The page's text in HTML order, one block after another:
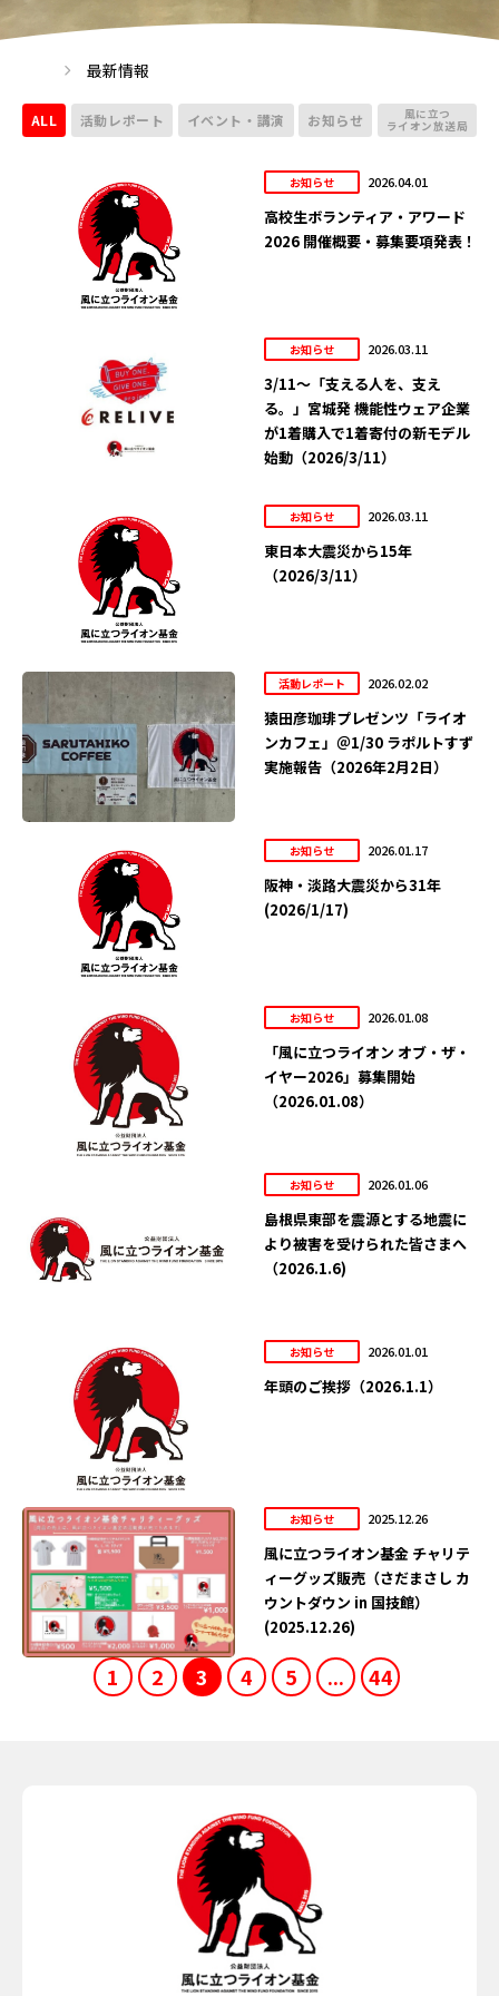
最新情報
ALL 活動レポート イベント・講演 お知らせ 風に立つ
ライオン放送局
お知らせ 2026.04.01
高校生ボランティア・アワード
2026 開催概要・募集要項発表！
お知らせ 2026.03.11
3/11～「支える人を、支え
る。」宮城発 機能性ウェア企業
が1着購入で1着寄付の新モデル
始動（2026/3/11）
お知らせ 2026.03.11
東日本大震災から15年
（2026/3/11）
活動レポート 2026.02.02
猿田彦珈琲プレゼンツ「ライオ
ンカフェ」＠1/30 ラポルトすず
実施報告（2026年2月2日）
お知らせ 2026.01.17
阪神・淡路大震災から31年
(2026/1/17)
お知らせ 2026.01.08
「風に立つライオン オブ・ザ・
イヤー2026」募集開始
（2026.01.08）
お知らせ 2026.01.06
島根県東部を震源とする地震に
より被害を受けられた皆さまへ
（2026.1.6)
お知らせ 2026.01.01
年頭のご挨拶（2026.1.1）
お知らせ 2025.12.26
風に立つライオン基金 チャリテ
ィーグッズ販売（さだまさし カ
ウントダウン in 国技館）
(2025.12.26)
1 2 3 4 5 ... 44